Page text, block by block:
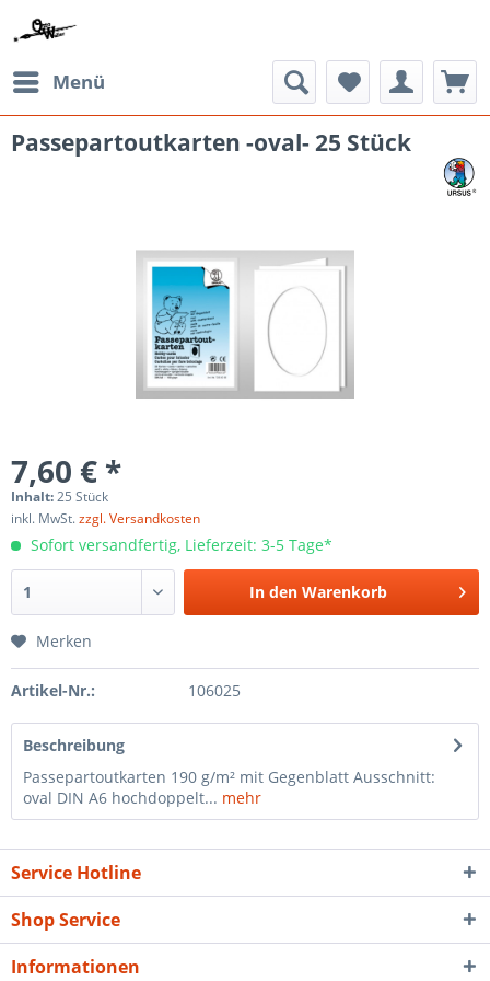
Menü
Passepartoutkarten -oval- 25 Stück
7,60 € *
Inhalt:25 Stück
inkl. MwSt.zzgl. Versandkosten
Sofort versandfertig, Lieferzeit: 3-5 Tage*
In den Warenkorb
Merken
Artikel-Nr.: 106025
Beschreibung
Passepartoutkarten 190 g/m² mit Gegenblatt Ausschnitt:
oval DIN A6 hochdoppelt... mehr
Service Hotline
Shop Service
Informationen